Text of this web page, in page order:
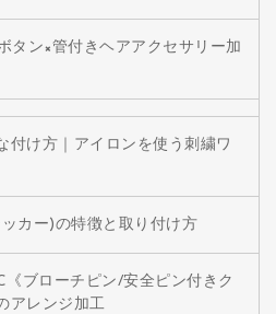
タン×管付きヘアアクセサリー加
付け方｜アイロンを使う刺繍ワ
カー)の特徴と取り付け方
ブローチピン/安全ピン付きク
アレンジ加工